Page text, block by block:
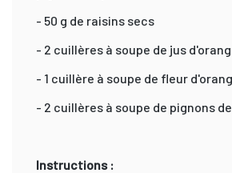
- 50 g de raisins secs
- 2 cuillères à soupe de jus
- 1 cuillère à soupe de fleur
- 2 cuillères à soupe de pignons
Instructions :